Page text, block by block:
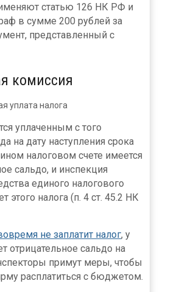
статью 126 НК РФ и
в сумме 200 рублей за
представленный с
комиссия
уплата налога
уплаченным с того
на дату наступления срока
налоговом счете имеется
сальдо, и инспекция
единого налогового
этого налога (п. 4 ст. 45.2 НК
не заплатит налог, у
отрицательное сальдо на
примут меры, чтобы
расплатиться с бюджетом.